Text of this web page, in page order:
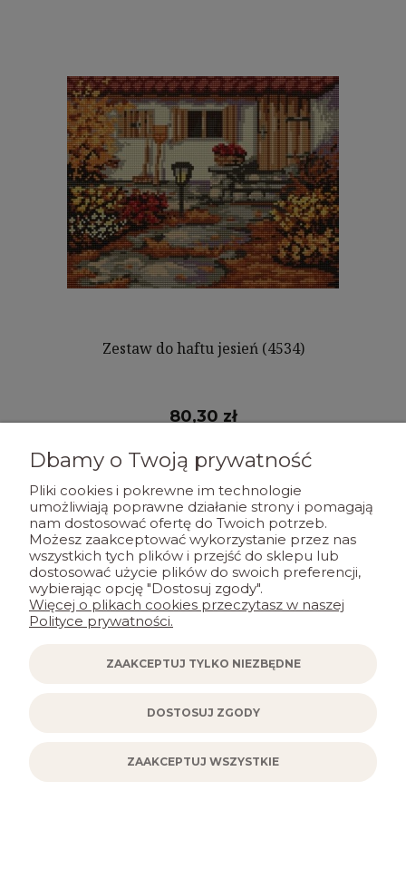
Zestaw do haftu jesień (4534)
80,30 zł
DO KOSZYKA
Dbamy o Twoją prywatność
Pliki cookies i pokrewne im technologie
umożliwiają poprawne działanie strony i pomagają
nam dostosować ofertę do Twoich potrzeb.
Możesz zaakceptować wykorzystanie przez nas
wszystkich tych plików i przejść do sklepu lub
dostosować użycie plików do swoich preferencji,
wybierając opcję "Dostosuj zgody".
Więcej o plikach cookies przeczytasz w naszej
Polityce prywatności.
ZAAKCEPTUJ TYLKO NIEZBĘDNE
DOSTOSUJ ZGODY
ZAAKCEPTUJ WSZYSTKIE